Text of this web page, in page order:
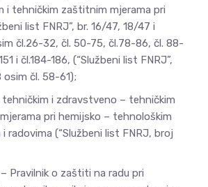
i tehničkim zaštitnim mjerama pri
list FNRJ”, br. 16/47, 18/47 i
čl.26-32, čl. 50-75, čl.78-86, čl. 88-
i čl.184-186, (“Službeni list FNRJ”,
čl. 58-61);
tehničkim i zdravstveno – tehničkim
pri hemijsko – tehnološkim
radovima (“Službeni list FNRJ, broj
Pravilnik o zaštiti na radu pri